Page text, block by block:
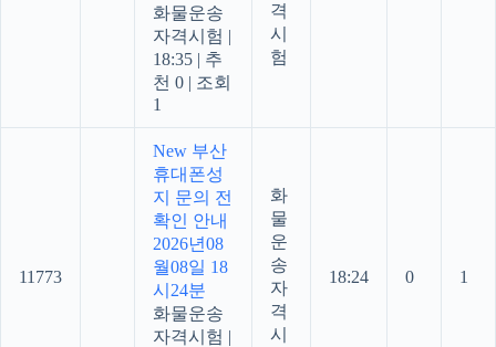
화물운송
자격시험 |
18:35 | 추
천 0 | 조회
1
격
시
험
11773
New 부산
휴대폰성
지 문의 전
확인 안내
2026년08
월08일 18
시24분
화물운송
자격시험 |
화
물
운
송
자
격
시
18:24 0 1